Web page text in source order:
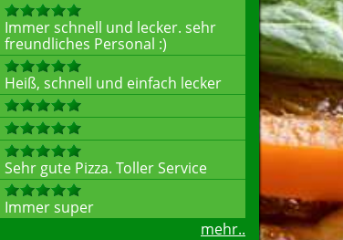
Immer schnell und lecker. sehr
freundliches Personal :)
Heiß, schnell und einfach lecker
Sehr gute Pizza. Toller Service
Immer super
mehr..